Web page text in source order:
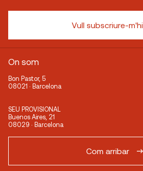
Vull subscriure-m'hi
On som
Bon Pastor, 5
08021 · Barcelona
SEU PROVISIONAL
Buenos Aires, 21
08029 · Barcelona
Com arribar